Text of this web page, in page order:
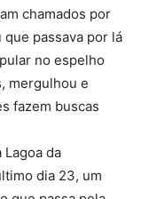
chamados por
que passava por lá
no espelho
mergulhou e
fazem buscas
da
dia 23, um